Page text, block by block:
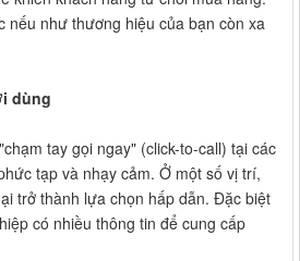
nếu như thương hiệu của bạn còn xa
dùng
tay gọi ngay" (click-to-call) tại các
tạp và nhạy cảm. Ở một số vị trí,
trở thành lựa chọn hấp dẫn. Đặc biệt
có nhiều thông tin để cung cấp